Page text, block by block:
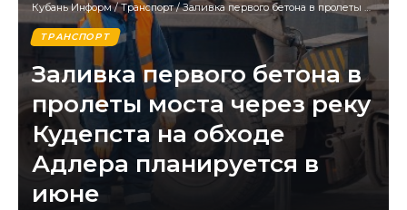
Кубань Информ/Транспорт/Заливка первого бетона в пролеты моста через реку Кудепста на обходе Адлера планируется в июне
ТРАНСПОРТ
Заливка первого бетона в
пролеты моста через реку
Кудепста на обходе
Адлера планируется в
июне